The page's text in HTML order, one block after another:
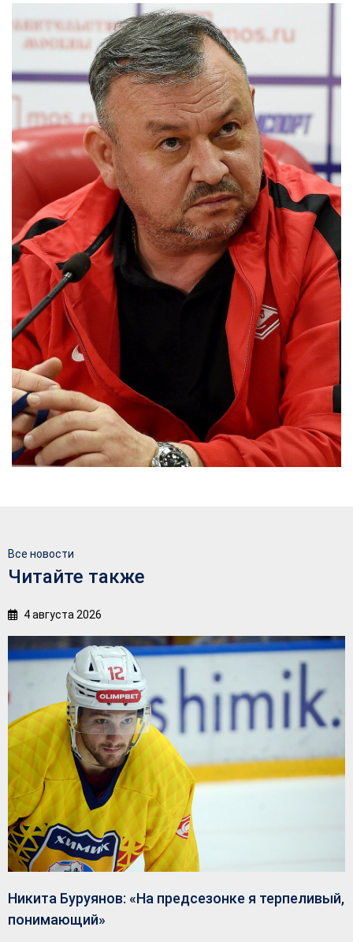
Все новости
Читайте также
4 августа 2026
Никита Буруянов: «На предсезонке я терпеливый,
понимающий»